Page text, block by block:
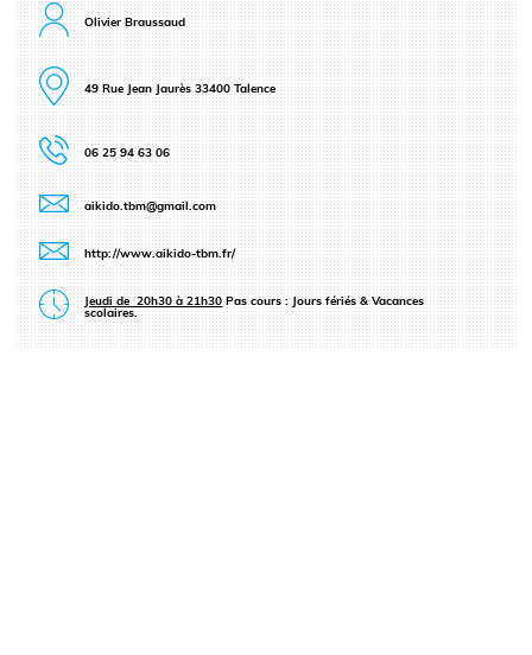
Olivier Braussaud
49 Rue Jean Jaurès 33400 Talence
06 25 94 63 06
aikido.tbm@gmail.com
http://www.aikido-tbm.fr/
Jeudi de 20h30 à 21h30Pas cours : Jours fériés & Vacances
scolaires.